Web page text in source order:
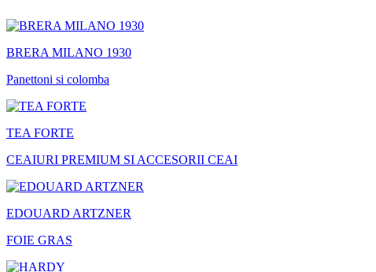
BRERA MILANO 1930
Panettoni si colomba
TEA FORTE
CEAIURI PREMIUM SI ACCESORII CEAI
EDOUARD ARTZNER
FOIE GRAS